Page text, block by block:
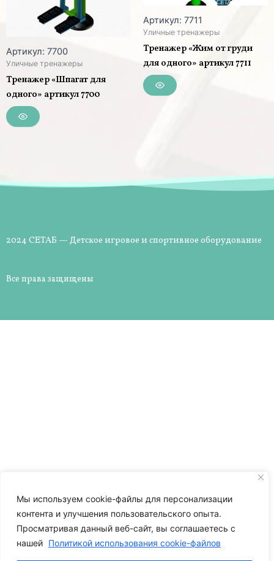
Мы используем cookie-файлы для персонализации
контента и улучшения пользовательского опыта.
Просматривая данный веб-сайт, вы соглашаетесь с
нашей Политикой использования cookie-файлов
Артикул: 7700
Уличные тренажеры
Тренажер «Шпагат для
одного» артикул 7700
Артикул: 7711
Уличные тренажеры
Тренажер «Жим от груди
для одного» артикул 7711
2024 СЕТАБ — Детское игровое и спортивное оборудование
Все права защищены